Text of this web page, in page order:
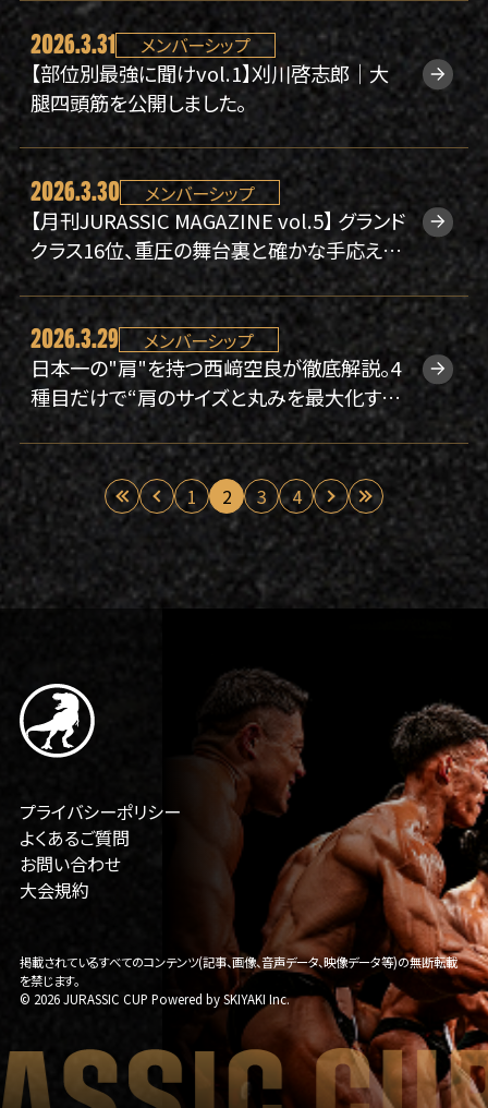
2026.3.31 メンバーシップ
【部位別最強に聞けvol.1】刈川啓志郎｜大
腿四頭筋を公開しました。
2026.3.30 メンバーシップ
【月刊JURASSIC MAGAZINE vol.5】 グランド
クラス16位、重圧の舞台裏と確かな手応え。
パワービルダー牛山恭太の次なる挑戦に迫
る。
2026.3.29 メンバーシップ
日本一の"肩"を持つ西﨑空良が徹底解説。4
種目だけで“肩のサイズと丸みを最大化す
る”トレーニング理論。アーカイブを公開しま
した。【オンラインセミナー #05】
« 1 2 3 4 »
プライバシーポリシー
よくあるご質問
お問い合わせ
大会規約
掲載されているすべてのコンテンツ(記事、画像、音声データ、映像データ等)の無断転載
を禁じます。
© 2026 JURASSIC CUP Powered bySKIYAKI Inc.